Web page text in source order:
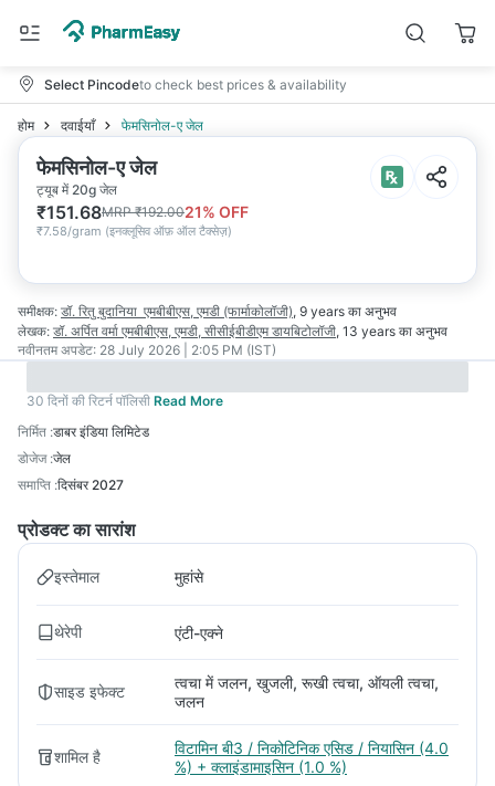
Select Pincodeto check best prices & availability
होम दवाईयाँ फेमसिनोल-ए जेल
फेमसिनोल-ए जेल
ट्यूब में 20g जेल
₹151.68MRP₹192.0021% OFF
₹7.58/gram (इनक्लूसिव ऑफ़ ऑल टैक्सेज़)
समीक्षक: डॉ. रितु बुदानिया एमबीबीएस, एमडी (फार्माकोलॉजी), 9 years का अनुभव
लेखक: डॉ. अर्पित वर्मा एमबीबीएस, एमडी, सीसीईबीडीएम डायबिटोलॉजी, 13 years का अनुभव
नवीनतम अपडेट: 28 July 2026 | 2:05 PM (IST)
30 दिनों की रिटर्न पॉलिसी Read More
निर्मित :डाबर इंडिया लिमिटेड
डोजेज :जेल
समाप्ति :दिसंबर 2027
प्रोडक्ट का सारांश
इस्तेमाल मुहांसे
थेरेपी एंटी-एक्ने
साइड इफेक्ट
त्वचा में जलन, खुजली, रूखी त्वचा, ऑयली त्वचा,
जलन
शामिल है
विटामिन बी3 / निकोटिनिक एसिड / नियासिन (4.0
%) + क्लाइंडामाइसिन (1.0 %)